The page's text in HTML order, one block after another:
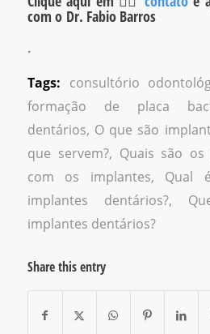
com o Dr. Fabio Barros
.
Tags: consultório
formação de placa
dentários, O que são
que servem?, Quais são
com os implantes, Qual
implantes dentários?,
implantes dentários?
Share this entry